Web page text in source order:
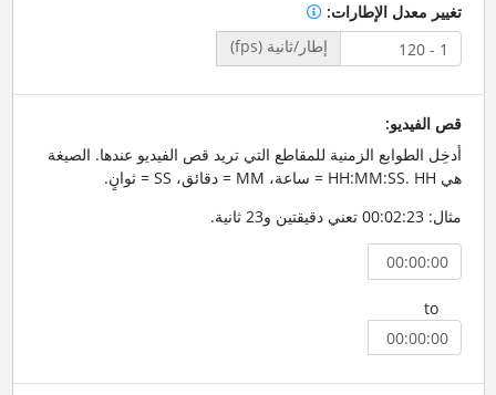
تغيير معدل الإطارات:
إطار/ثانية (fps)
قص الفيديو:
أدخِل الطوابع الزمنية للمقاطع التي تريد قص الفيديو عندها. الصيغة
هي HH:MM:SS. HH = ساعة، MM = دقائق، SS = ثوانٍ.
مثال: 00:02:23 تعني دقيقتين و23 ثانية.
to